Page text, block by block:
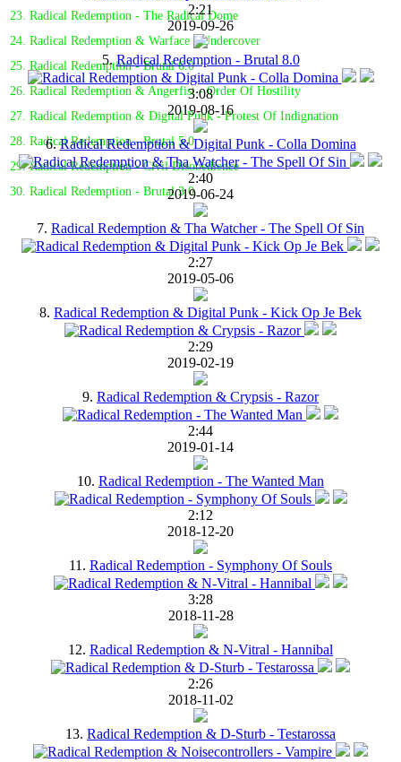
23. Radical Redemption - The Radical Dome
24. Radical Redemption & Warface - Undercover
25. Radical Redemption - Brutal 6.0
26. Radical Redemption & Angerfist - Order Of Hostility
27. Radical Redemption & Digital Punk - Protest Of Indignation
28. Radical Redemption - Brutal 5.0
29. Radical Redemption - Civil Disobedience
30. Radical Redemption - Brutal 3.0
2:21
2019-09-26
5.Radical Redemption - Brutal 8.0
3:08
2019-08-16
6.Radical Redemption & Digital Punk - Colla Domina
2:40
2019-06-24
7. Radical Redemption & Tha Watcher - The Spell Of Sin
2:27
2019-05-06
8. Radical Redemption & Digital Punk - Kick Op Je Bek
2:29
2019-02-19
9. Radical Redemption & Crypsis - Razor
2:44
2019-01-14
10. Radical Redemption - The Wanted Man
2:12
2018-12-20
11. Radical Redemption - Symphony Of Souls
3:28
2018-11-28
12. Radical Redemption & N-Vitral - Hannibal
2:26
2018-11-02
13. Radical Redemption & D-Sturb - Testarossa